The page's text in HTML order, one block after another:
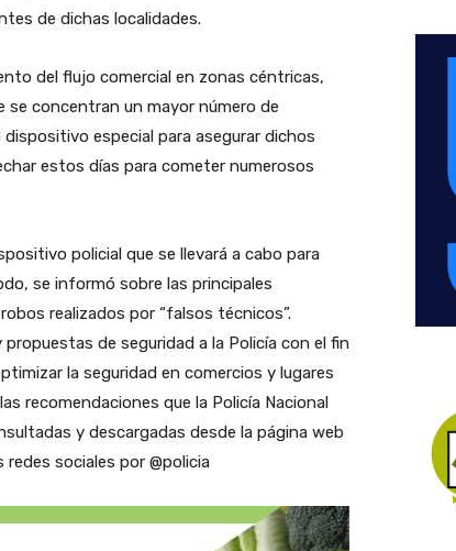
de dichas localidades.
del flujo comercial en zonas céntricas,
se concentran un mayor número de
especial para asegurar dichos
estos días para cometer numerosos
policial que se llevará a cabo para
se informó sobre las principales
realizados por “falsos técnicos”.
de seguridad a la Policía con el fin
la seguridad en comercios y lugares
recomendaciones que la Policía Nacional
y descargadas desde la página web
sociales por @policia